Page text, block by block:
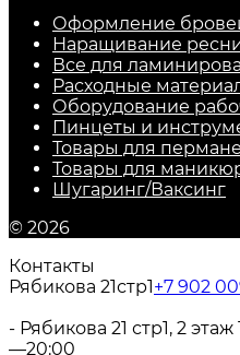
Оформление
Наращивание
Все для
Расходные
Оборудование
Пинцеты и
Товары для
Товары для
Шугаринг/Ваксинг
© 2026
Контакты
Рябикова 21стр1+7 902
- Рябикова 21 стр1, 2
—20:00